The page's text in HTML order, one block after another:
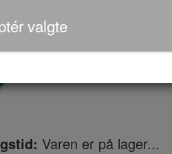
Varen er på lager...
valgte